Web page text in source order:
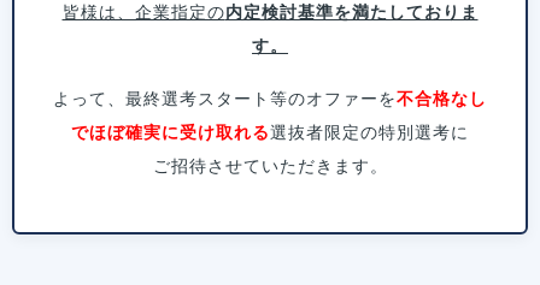
皆様は、企業指定の内定検討基準を満たしておりま
す。
よって、最終選考スタート等のオファーを不合格なし
でほぼ確実に受け取れる選抜者限定の特別選考に
ご招待させていただきます。